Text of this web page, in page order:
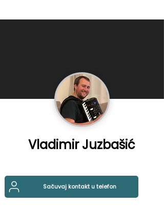
Vladimir Juzbašić
Sačuvaj kontakt u telefon